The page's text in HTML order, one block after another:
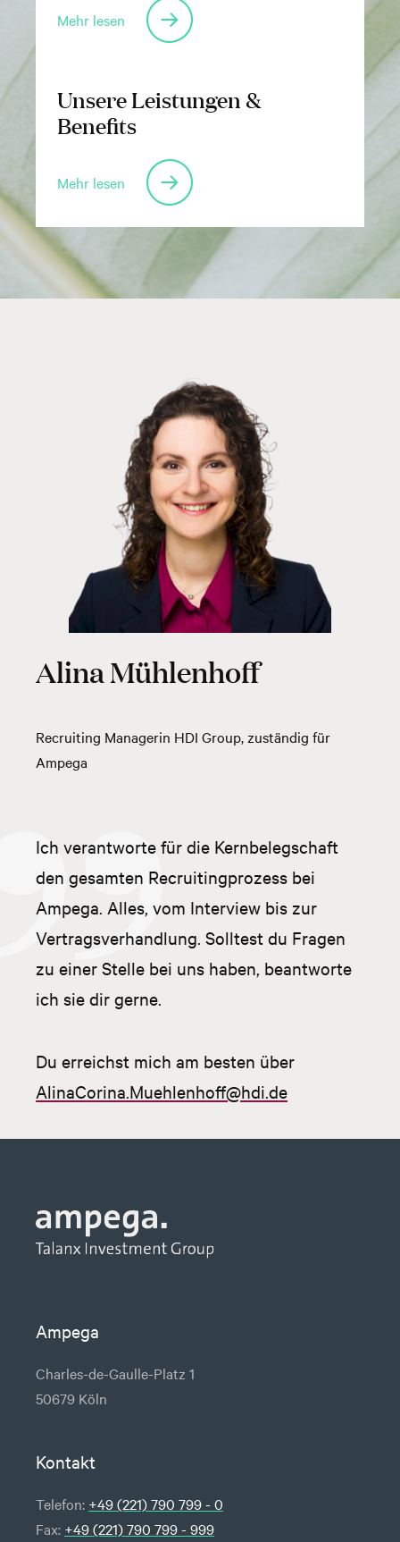
Mehr lesen
Unsere Leistungen &
Benefits
Mehr lesen
Alina Mühlenhoff
Recruiting Managerin HDI Group, zuständig für
Ampega
Ich verantworte für die Kernbelegschaft
den gesamten Recruitingprozess bei
Ampega. Alles, vom Interview bis zur
Vertragsverhandlung. Solltest du Fragen
zu einer Stelle bei uns haben, beantworte
ich sie dir gerne.
Du erreichst mich am besten über
AlinaCorina.Muehlenhoff@hdi.de
Ampega
Charles-de-Gaulle-Platz 1
50679 Köln
Kontakt
Telefon: +49 (221) 790 799 - 0
Fax: +49 (221) 790 799 - 999